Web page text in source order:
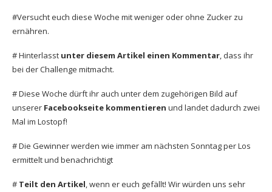
#Versucht euch diese Woche mit weniger oder ohne Zucker zu
ernähren.
# Hinterlasst unter diesem Artikel einen Kommentar, dass ihr
bei der Challenge mitmacht.
# Diese Woche dürft ihr auch unter dem zugehörigen Bild auf
unserer Facebookseite kommentieren und landet dadurch zwei
Mal im Lostopf!
# Die Gewinner werden wie immer am nächsten Sonntag per Los
ermittelt und benachrichtigt
# Teilt den Artikel, wenn er euch gefällt! Wir würden uns sehr